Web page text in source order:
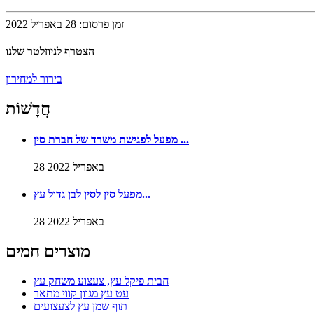
זמן פרסום: 28 באפריל 2022
הצטרף לניוזלטר שלנו
בירור למחירון
חֲדָשׁוֹת
מפעל לפגישת משרד של חברת סין ...
28 באפריל 2022
מפעל סין לסין לבן גדול עץ...
28 באפריל 2022
מוצרים חמים
חבית פיקל עץ, צעצוע משחק עץ
עט עץ מגוון קווי מתאר
תוף שמן עץ לצעצועים